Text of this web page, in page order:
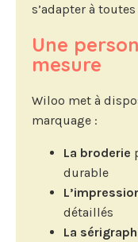
s’adapter à
Une
mesure
Wiloo met à
marquage :
La broderie
durable
détaillés
La